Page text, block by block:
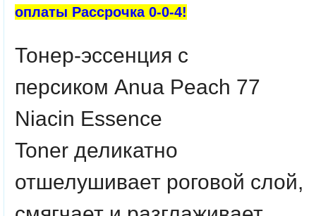
оплаты Рассрочка 0-0-4!
Тонер-эссенция с
персиком Anua Peach 77
Niacin Essence
Toner деликатно
отшелушивает роговой слой,